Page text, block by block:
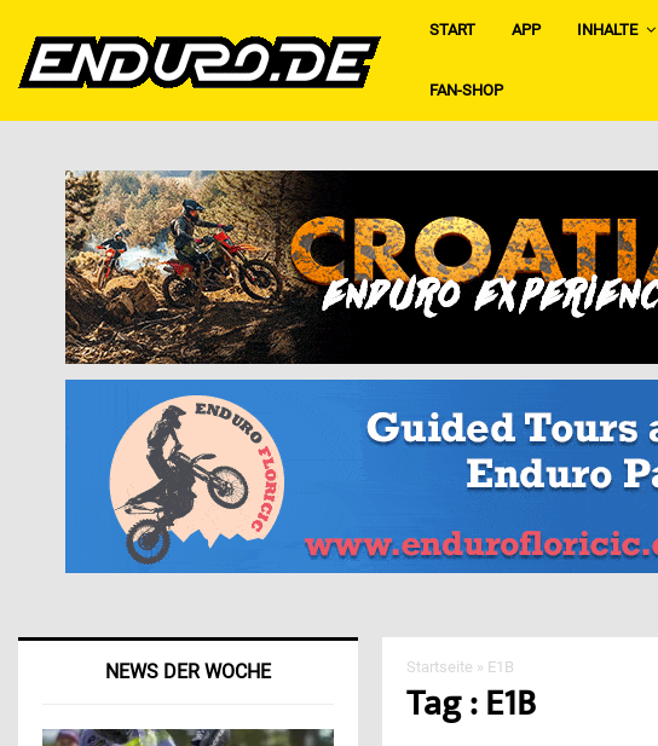
START APP INHALTE
FAN-SHOP
Startseite » E1B
Tag : E1B
NEWS DER WOCHE